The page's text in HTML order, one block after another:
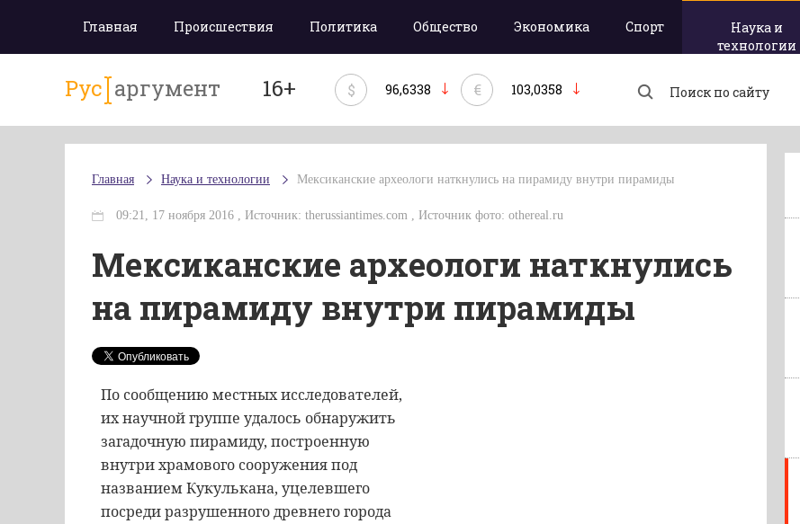
Главная Происшествия Политика Общество Экономика Спорт
Наука и
технологии
Рус аргумент 16+ $ 96,6338 € 103,0358
Главная Наука и технологии Мексиканские археологи наткнулись на пирамиду внутри пирамиды
09:21, 17 ноября 2016 , Источник: therussiantimes.com , Источник фото: othereal.ru
Мексиканские археологи наткнулись
на пирамиду внутри пирамиды
По сообщению местных исследователей,
их научной группе удалось обнаружить
загадочную пирамиду, построенную
внутри храмового сооружения под
названием Кукулькана, уцелевшего
посреди разрушенного древнего города